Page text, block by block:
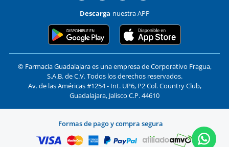
Descarga nuestra APP
© Farmacia Guadalajara es una empresa de Corporativo Fragua,
S.A.B. de C.V. Todos los derechos reservados.
Av. de las Américas #1254 - Int. UP6, P2 Col. Country Club,
Guadalajara, Jalisco C.P. 44610
Formas de pago y compra segura